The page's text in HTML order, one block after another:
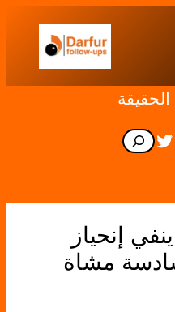
Twitter
Search
إنحياز
مشاة